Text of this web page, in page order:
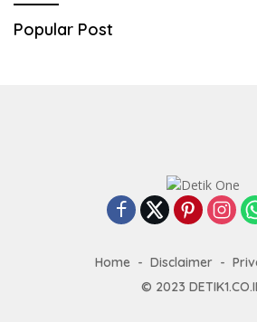
Popular Post
Home Disclaimer
© 2023